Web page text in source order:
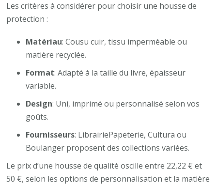
Les critères à considérer pour choisir une housse de
protection :
Matériau: Cousu cuir, tissu imperméable ou
matière recyclée.
Format: Adapté à la taille du livre, épaisseur
variable.
Design: Uni, imprimé ou personnalisé selon vos
goûts.
Fournisseurs: LibrairiePapeterie, Cultura ou
Boulanger proposent des collections variées.
Le prix d’une housse de qualité oscille entre 22,22 € et
50 €, selon les options de personnalisation et la matière